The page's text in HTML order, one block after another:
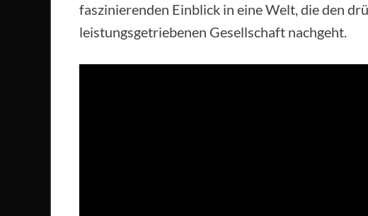
faszinierenden Einblick in eine Welt, die den
leistungsgetriebenen Gesellschaft nachgeht.